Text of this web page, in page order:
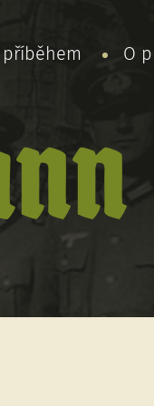
příběhem O